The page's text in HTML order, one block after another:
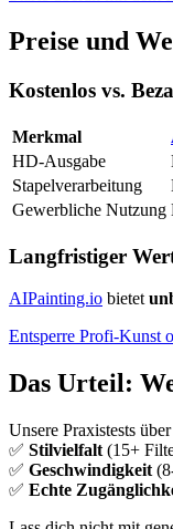
Preise und
Kostenlos vs.
Merkmal
HD-Ausgabe
Stapelverarbeitung
Gewerbliche Nutzung
Langfristiger
AIPainting.io bietet
Entsperre Profi-Kunst
Das Urteil:
Unsere Praxistests
✅ Stilvielfalt (15+
✅ Geschwindigkeit
✅ Echte